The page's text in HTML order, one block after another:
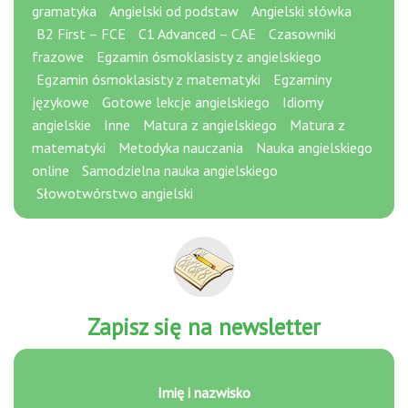
gramatyka Angielski od podstaw
Angielski słówka
B2 First – FCE
C1 Advanced – CAE
Czasowniki
frazowe
Egzamin ósmoklasisty z angielskiego
Egzamin ósmoklasisty z matematyki
Egzaminy
językowe
Gotowe lekcje angielskiego
Idiomy
angielskie
Inne Matura z angielskiego
Matura z
matematyki
Metodyka nauczania
Nauka angielskiego
online
Samodzielna nauka angielskiego
Słowotwórstwo angielski
Zapisz się na newsletter
m
Imię i nazwisko